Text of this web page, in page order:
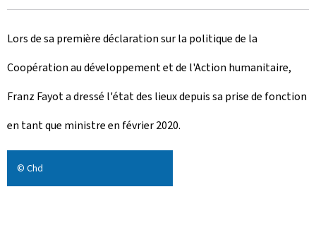
r
é
e
l
e
Lors de sa première déclaration sur la politique de la
Coopération au développement et de l'Action humanitaire,
Franz Fayot a dressé l'état des lieux depuis sa prise de fonction
en tant que ministre en février 2020.
© Chd